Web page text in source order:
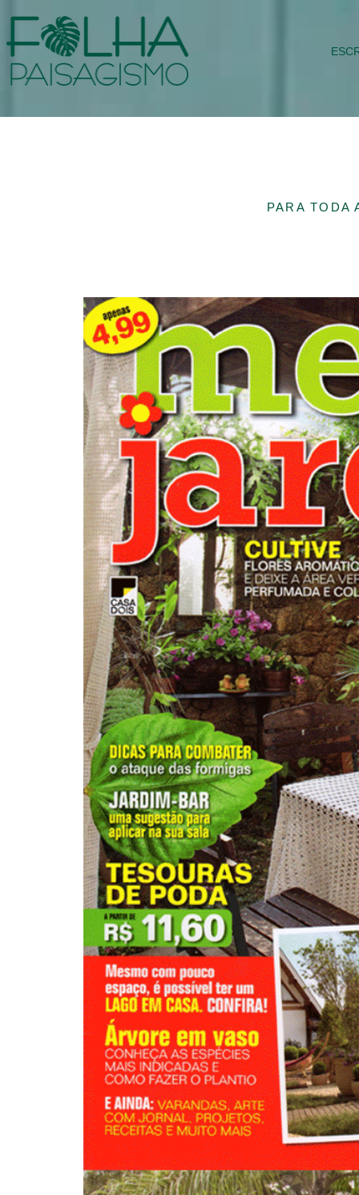
PARA TODA